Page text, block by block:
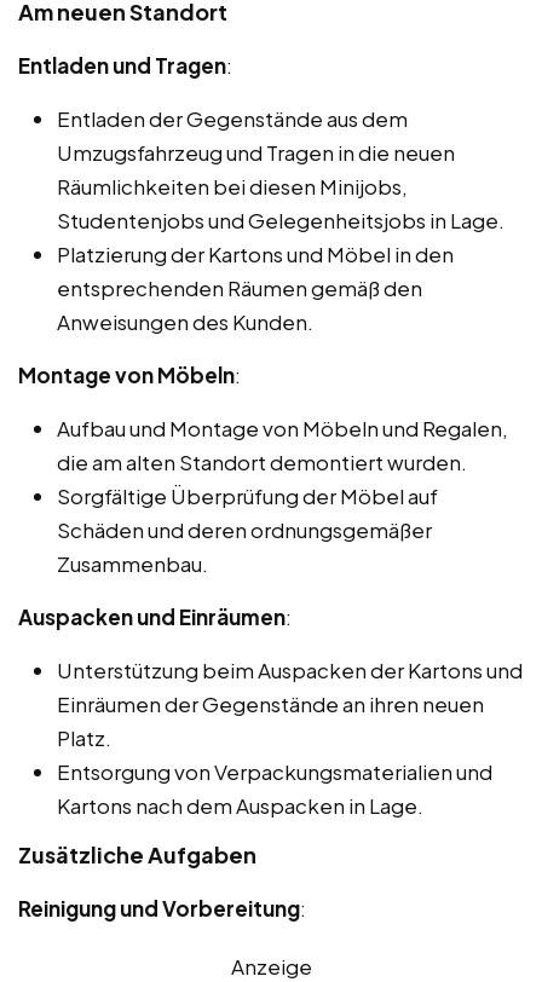
Am neuen Standort
Entladen und Tragen:
Entladen der Gegenstände aus dem
Umzugsfahrzeug und Tragen in die neuen
Räumlichkeiten bei diesen Minijobs,
Studentenjobs und Gelegenheitsjobs in Lage.
Platzierung der Kartons und Möbel in den
entsprechenden Räumen gemäß den
Anweisungen des Kunden.
Montage von Möbeln:
Aufbau und Montage von Möbeln und Regalen,
die am alten Standort demontiert wurden.
Sorgfältige Überprüfung der Möbel auf
Schäden und deren ordnungsgemäßer
Zusammenbau.
Auspacken und Einräumen:
Unterstützung beim Auspacken der Kartons und
Einräumen der Gegenstände an ihren neuen
Platz.
Entsorgung von Verpackungsmaterialien und
Kartons nach dem Auspacken in Lage.
Zusätzliche Aufgaben
Reinigung und Vorbereitung:
Anzeige